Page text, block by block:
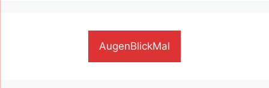
AugenBlickMal